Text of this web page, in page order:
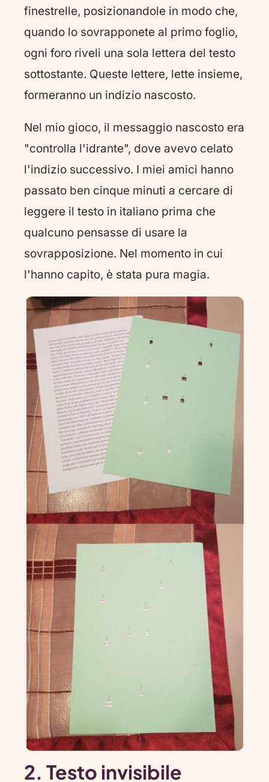
finestrelle, posizionandole in modo che,
quando lo sovrapponete al primo foglio,
ogni foro riveli una sola lettera del testo
sottostante. Queste lettere, lette insieme,
formeranno un indizio nascosto.
Nel mio gioco, il messaggio nascosto era
"controlla l'idrante", dove avevo celato
l'indizio successivo. I miei amici hanno
passato ben cinque minuti a cercare di
leggere il testo in italiano prima che
qualcuno pensasse di usare la
sovrapposizione. Nel momento in cui
l'hanno capito, è stata pura magia.
2. Testo invisibile